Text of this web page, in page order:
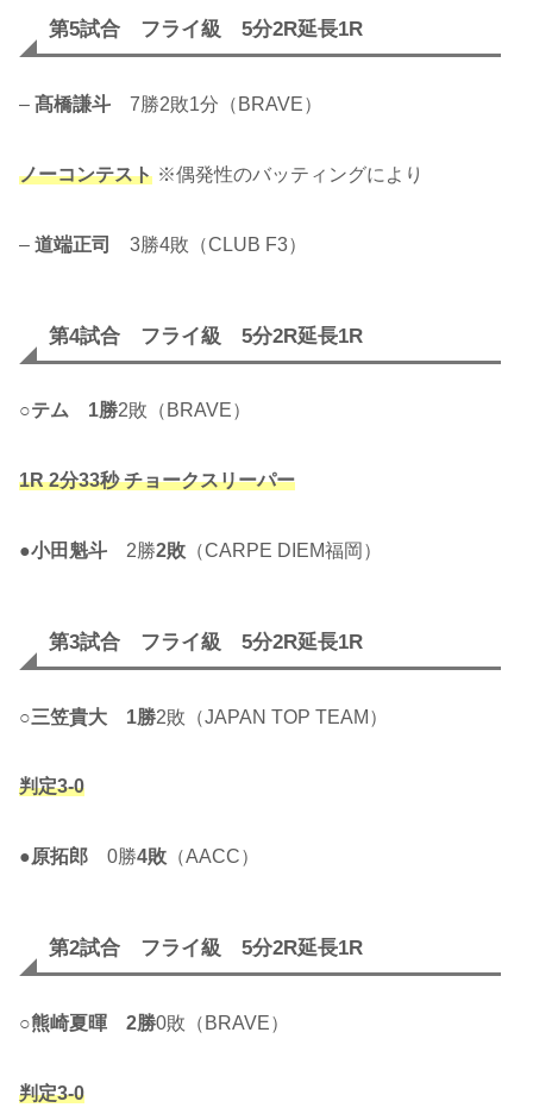
第5試合 フライ級 5分2R延長1R
– 髙橋謙斗 7勝2敗1分（BRAVE）
ノーコンテスト ※偶発性のバッティングにより
– 道端正司 3勝4敗（CLUB F3）
第4試合 フライ級 5分2R延長1R
○テム 1勝2敗（BRAVE）
1R 2分33秒 チョークスリーパー
●小田魁斗 2勝2敗 （CARPE DIEM福岡）
第3試合 フライ級 5分2R延長1R
○三笠貴大 1勝2敗（JAPAN TOP TEAM）
判定3-0
●原拓郎 0勝4敗 （AACC）
第2試合 フライ級 5分2R延長1R
○熊崎夏暉 2勝0敗（BRAVE）
判定3-0